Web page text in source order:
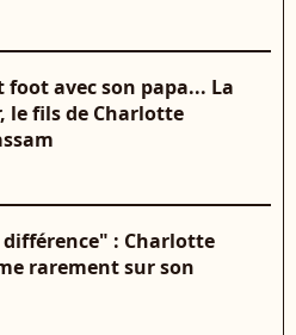
avec son papa... La
le fils de Charlotte
: Charlotte
rarement sur son